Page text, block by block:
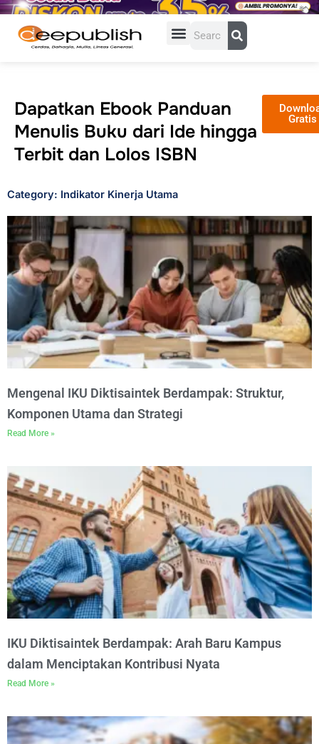
Lewati
konten
Dapatkan Ebook Panduan
Menulis Buku dari Ide hingga
Terbit dan Lolos ISBN
Gratis
Category: Indikator Kinerja Utama
Mengenal IKU Diktisaintek Berdampak: Struktur,
Komponen Utama dan Strategi
Read More »
IKU Diktisaintek Berdampak: Arah Baru Kampus
dalam Menciptakan Kontribusi Nyata
Read More »